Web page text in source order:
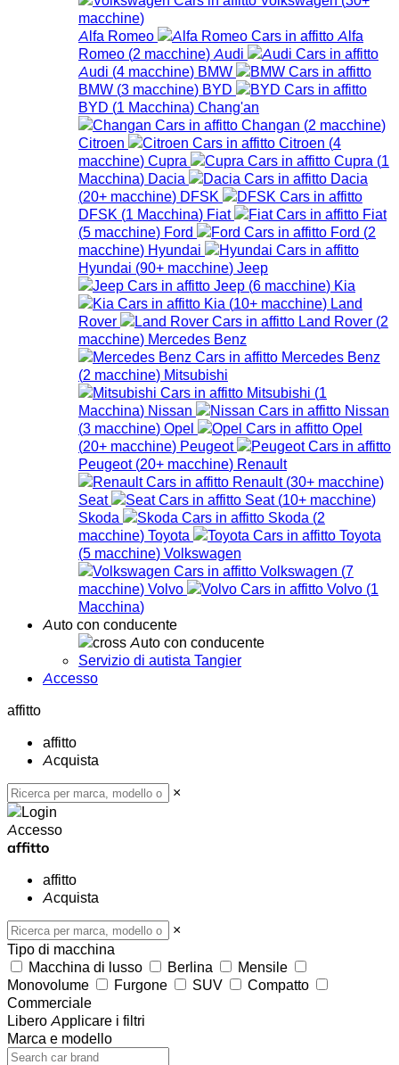
macchine)
Alfa Romeo
Alfa
Romeo (2 macchine) Audi
Audi (4 macchine) BMW
BMW (3 macchine) BYD
BYD (1 Macchina) Chang'an
Changan (2 macchine)
Citroen
Citroen (4
macchine) Cupra Cupra (1
Macchina) Dacia
Dacia
(20+ macchine) DFSK
DFSK (1 Macchina) Fiat
Fiat
(5 macchine) Ford Ford (2
macchine) Hyundai
Hyundai (90+ macchine) Jeep
Jeep (6 macchine) Kia
Kia (10+ macchine) Land
Rover
Land Rover (2
macchine) Mercedes Benz
Mercedes Benz
(2 macchine) Mitsubishi
Mitsubishi (1
Macchina) Nissan
Nissan
(3 macchine) Opel
Opel
(20+ macchine) Peugeot
Peugeot (20+ macchine) Renault
Renault (30+ macchine)
Seat
Seat (10+ macchine)
Skoda
Skoda (2
macchine) Toyota
Toyota
(5 macchine) Volkswagen
Volkswagen (7
macchine) Volvo Volvo (1
Macchina)
Auto con conducente
Auto con conducente
Servizio di autista Tangier
Accesso
affitto
affitto
Acquista
×
Accesso
affitto
affitto
Acquista
×
Tipo di macchina
Macchina di lusso
Berlina
Mensile
Monovolume
Furgone SUV
Compatto
Commerciale
Libero Applicare i filtri
Marca e modello